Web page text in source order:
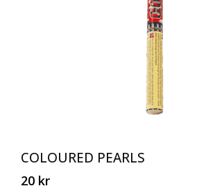
COLOURED PEARLS
20 kr